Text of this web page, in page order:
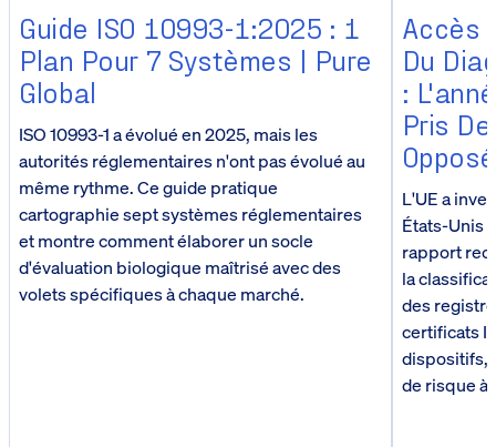
Guide ISO 10993-1:2025 : 1
Plan Pour 7 Systèmes | Pure
Global
ISO 10993-1 a évolué en 2025, mais les
autorités réglementaires n'ont pas évolué au
même rythme. Ce guide pratique
cartographie sept systèmes réglementaires
et montre comment élaborer un socle
d'évaluation biologique maîtrisé avec des
volets spécifiques à chaque marché.
Accès
Du
:
Pris
L'UE a
États-Unis
rapport
la
des
certificats
dispositifs,
de risque à